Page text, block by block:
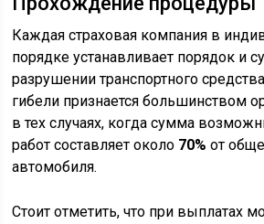
Каждая страховая компания в
порядке устанавливает порядок и
разрушении транспортного
гибели признается большинством
в тех случаях, когда сумма
работ составляет около 70% от
автомобиля.
Стоит отметить, что при выплатах